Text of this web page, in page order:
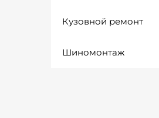
Кузовной ремонт
Шиномонтаж